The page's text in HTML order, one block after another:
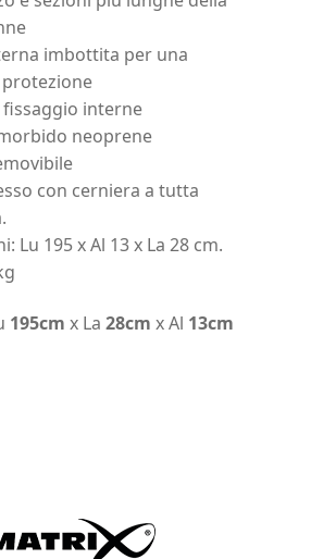
imbottita per una
fissaggio interne
neoprene
con cerniera a tutta
Lu 195 x Al 13 x La 28 cm.
195cm x La 28cm x Al 13cm